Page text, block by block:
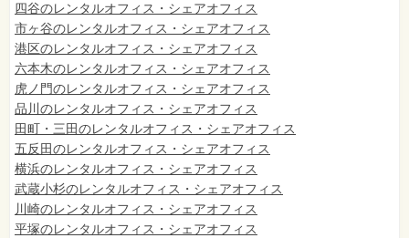
四谷のレンタルオフィス・シェアオフィス
市ヶ谷のレンタルオフィス・シェアオフィス
港区のレンタルオフィス・シェアオフィス
六本木のレンタルオフィス・シェアオフィス
虎ノ門のレンタルオフィス・シェアオフィス
品川のレンタルオフィス・シェアオフィス
田町・三田のレンタルオフィス・シェアオフィス
五反田のレンタルオフィス・シェアオフィス
横浜のレンタルオフィス・シェアオフィス
武蔵小杉のレンタルオフィス・シェアオフィス
川崎のレンタルオフィス・シェアオフィス
平塚のレンタルオフィス・シェアオフィス